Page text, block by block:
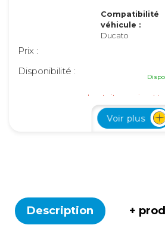
Compatibilité
véhicule :
Ducato
Prix :
Disponibilité :
Le retrait magasin est
132620
Compatibilité
Voir plus
Description +